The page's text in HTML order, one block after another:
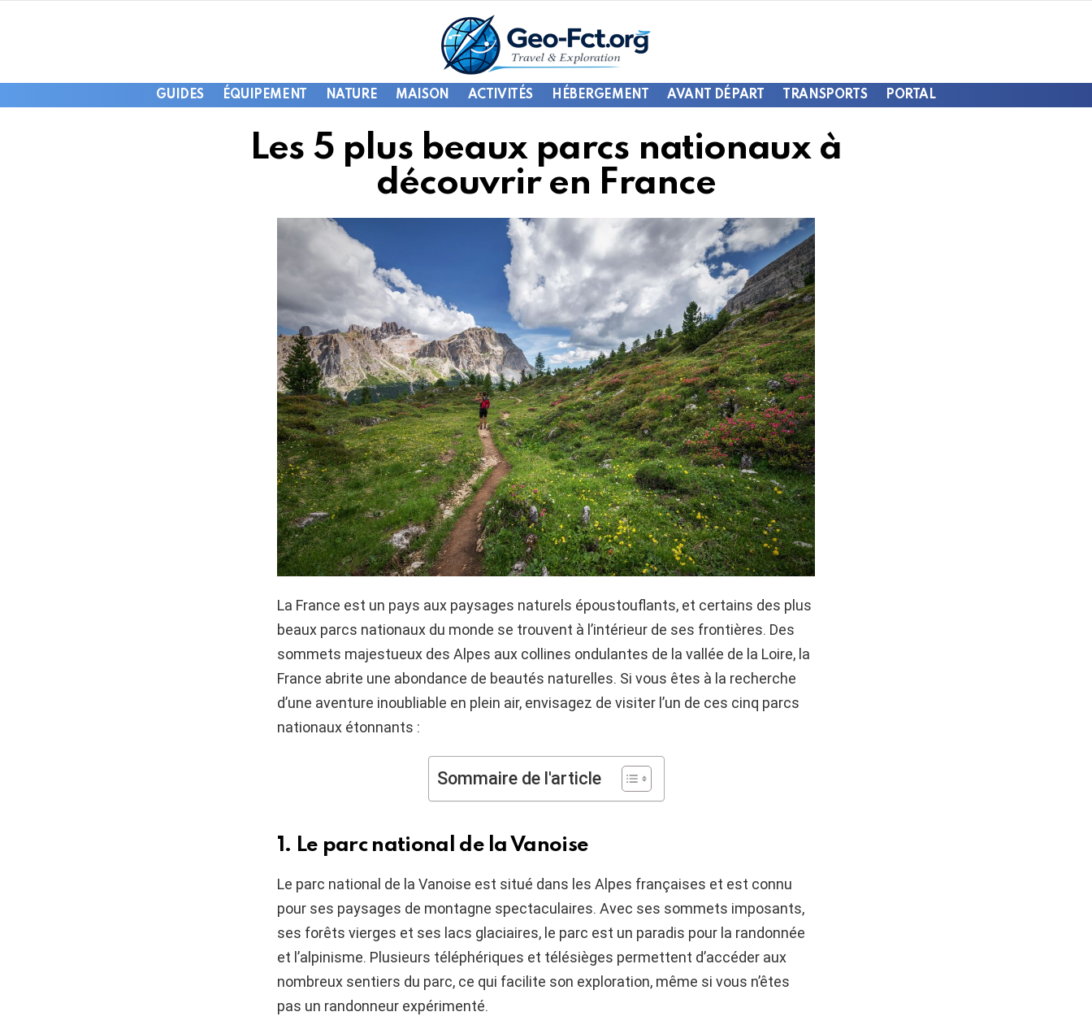
GUIDES ÉQUIPEMENT NATURE MAISON ACTIVITÉS HÉBERGEMENT AVANT DÉPART TRANSPORTS PORTAL
Les 5 plus beaux parcs nationaux à
découvrir en France
La France est un pays aux paysages naturels époustouflants, et certains des plus
beaux parcs nationaux du monde se trouvent à l’intérieur de ses frontières. Des
sommets majestueux des Alpes aux collines ondulantes de la vallée de la Loire, la
France abrite une abondance de beautés naturelles. Si vous êtes à la recherche
d’une aventure inoubliable en plein air, envisagez de visiter l’un de ces cinq parcs
nationaux étonnants :
Sommaire de l'article
1. Le parc national de la Vanoise
Le parc national de la Vanoise est situé dans les Alpes françaises et est connu
pour ses paysages de montagne spectaculaires. Avec ses sommets imposants,
ses forêts vierges et ses lacs glaciaires, le parc est un paradis pour la randonnée
et l’alpinisme. Plusieurs téléphériques et télésièges permettent d’accéder aux
nombreux sentiers du parc, ce qui facilite son exploration, même si vous n’êtes
pas un randonneur expérimenté.